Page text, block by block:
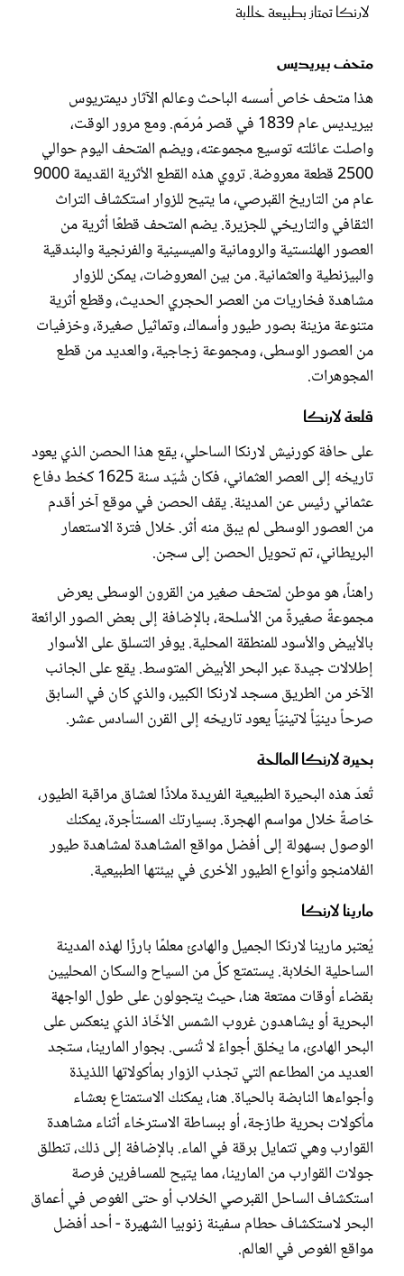
لارنكا تمتاز بطبيعة خلابة
متحف بيريديس
هذا متحف خاص أسسه الباحث وعالم الآثار ديمتريوس
بيريديس عام 1839 في قصر مُرمّم. ومع مرور الوقت،
واصلت عائلته توسيع مجموعته، ويضم المتحف اليوم حوالي
2500 قطعة معروضة. تروي هذه القطع الأثرية القديمة 9000
عام من التاريخ القبرصي، ما يتيح للزوار استكشاف التراث
الثقافي والتاريخي للجزيرة. يضم المتحف قطعًا أثرية من
العصور الهلنستية والرومانية والميسينية والفرنجية والبندقية
والبيزنطية والعثمانية. من بين المعروضات، يمكن للزوار
مشاهدة فخاريات من العصر الحجري الحديث، وقطع أثرية
متنوعة مزينة بصور طيور وأسماك، وتماثيل صغيرة، وخزفيات
من العصور الوسطى، ومجموعة زجاجية، والعديد من قطع
المجوهرات.
قلعة لارنكا
على حافة كورنيش لارنكا الساحلي، يقع هذا الحصن الذي يعود
تاريخه إلى العصر العثماني، فكان شُيّد سنة 1625 كخط دفاع
عثماني رئيس عن المدينة. يقف الحصن في موقع آخر أقدم
من العصور الوسطى لم يبق منه أثر. خلال فترة الاستعمار
البريطاني، تم تحويل الحصن إلى سجن.
راهناً، هو موطن لمتحف صغير من القرون الوسطى يعرض
مجموعةً صغيرةً من الأسلحة، بالإضافة إلى بعض الصور الرائعة
بالأبيض والأسود للمنطقة المحلية. يوفر التسلق على الأسوار
إطلالات جيدة عبر البحر الأبيض المتوسط. يقع على الجانب
الآخر من الطريق مسجد لارنكا الكبير، والذي كان في السابق
صرحاً دينيّاً لاتينيّاً يعود تاريخه إلى القرن السادس عشر.
بحيرة لارنكا المالحة
تُعدّ هذه البحيرة الطبيعية الفريدة ملاذًا لعشاق مراقبة الطيور،
خاصةً خلال مواسم الهجرة. بسيارتك المستأجرة، يمكنك
الوصول بسهولة إلى أفضل مواقع المشاهدة لمشاهدة طيور
الفلامنجو وأنواع الطيور الأخرى في بيئتها الطبيعية.
مارينا لارنكا
يُعتبر مارينا لارنكا الجميل والهادئ معلمًا بارزًا لهذه المدينة
الساحلية الخلابة. يستمتع كلٌ من السياح والسكان المحليين
بقضاء أوقات ممتعة هنا، حيث يتجولون على طول الواجهة
البحرية أو يشاهدون غروب الشمس الأخّاذ الذي ينعكس على
البحر الهادئ، ما يخلق أجواءً لا تُنسى. بجوار المارينا، ستجد
العديد من المطاعم التي تجذب الزوار بمأكولاتها اللذيذة
وأجواءها النابضة بالحياة. هنا، يمكنك الاستمتاع بعشاء
مأكولات بحرية طازجة، أو ببساطة الاسترخاء أثناء مشاهدة
القوارب وهي تتمايل برقة في الماء. بالإضافة إلى ذلك، تنطلق
جولات القوارب من المارينا، مما يتيح للمسافرين فرصة
استكشاف الساحل القبرصي الخلاب أو حتى الغوص في أعماق
البحر لاستكشاف حطام سفينة زنوبيا الشهيرة - أحد أفضل
مواقع الغوص في العالم.